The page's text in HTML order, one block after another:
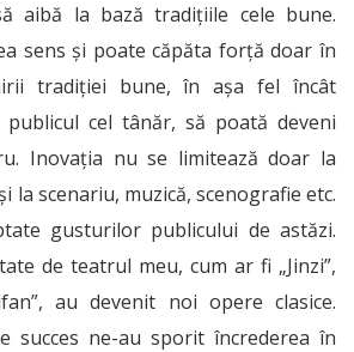
aibă la bază tradițiile cele bune.
sens și poate căpăta forță doar în
tradiției bune, în așa fel încât
publicul cel tânăr, să poată deveni
Inovația nu se limitează doar la
la scenariu, muzică, scenografie etc.
gusturilor publicului de astăzi.
de teatrul meu, cum ar fi „Jinzi”,
au devenit noi opere clasice.
succes ne-au sporit încrederea în